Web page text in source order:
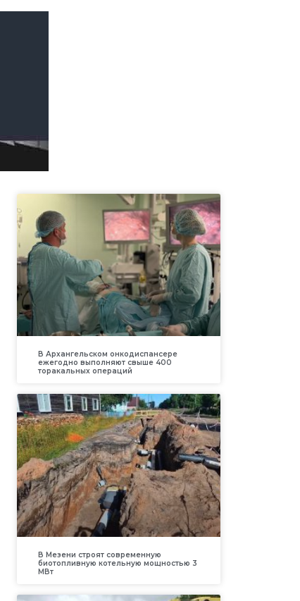
В Архангельском онкодиспансере
ежегодно выполняют свыше 400
торакальных операций
В Мезени строят современную
биотопливную котельную мощностью 3
МВт